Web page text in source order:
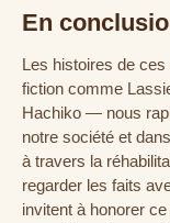
En
Les histoires de
fiction comme
Hachiko — nous
notre société et
à travers la
regarder les faits
invitent à honorer